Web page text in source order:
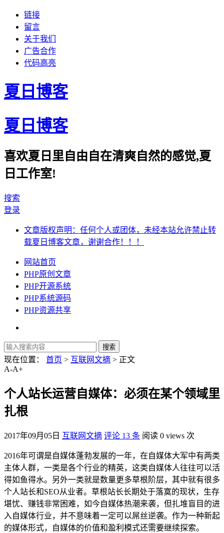
链接
留言
关于我们
广告合作
代码高亮
夏日博客
夏日博客
喜欢夏日里自由自在清爽自然的感觉,夏
日工作室!
搜索
登录
文章版权声明：任何个人或团体，未经本站允许禁止转
载夏日博客文章，谢谢合作！！！
网站首页
PHP原创文章
PHP开源系统
PHP系统源码
PHP资源共享
现在位置： 首页 > 互联网文摘 > 正文
A-A+
个人站长运营自媒体：必须在某个领域里
扎根
2017年09月05日 互联网文摘 评论 13 条 阅读 0 views 次
2016年可谓是自媒体蓬勃发展的一年，在自媒体大军中有两类
主体人群，一类是各个行业的精英，这类自媒体人往往可以活
得如鱼得水。另外一类就是数量更多草根阶层，其中就有很多
个人站长和SEO从业者。草根站长长期处于落寞的现状，生存
堪忧、赚钱非常困难，如今自媒体热潮来袭，但扎堆盲目的进
入自媒体行业，并不意味着一定可以屌丝逆袭。作为一种新起
的媒体形式，自媒体的价值和盈利模式还需要继续探索。